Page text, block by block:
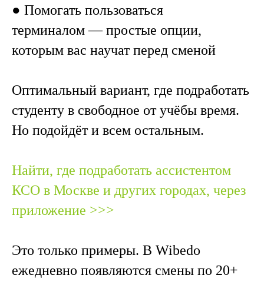
● Помогать пользоваться
терминалом — простые опции,
которым вас научат перед сменой
Оптимальный вариант, где подработать
студенту в свободное от учёбы время.
Но подойдёт и всем остальным.
Найти, где подработать ассистентом
КСО в Москве и других городах, через
приложение >>>
Это только примеры. В Wibedo
ежедневно появляются смены по 20+